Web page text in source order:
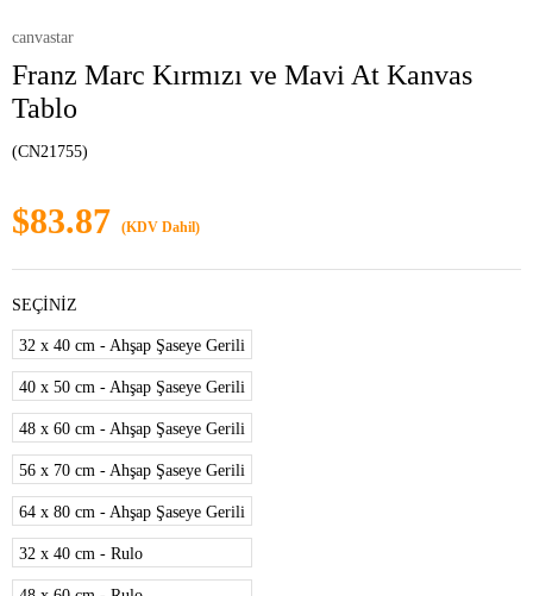
canvastar
Franz Marc Kırmızı ve Mavi At Kanvas
Tablo
(CN21755)
$83.87 (KDV Dahil)
SEÇİNİZ
32 x 40 cm - Ahşap Şaseye Gerili
40 x 50 cm - Ahşap Şaseye Gerili
48 x 60 cm - Ahşap Şaseye Gerili
56 x 70 cm - Ahşap Şaseye Gerili
64 x 80 cm - Ahşap Şaseye Gerili
32 x 40 cm - Rulo